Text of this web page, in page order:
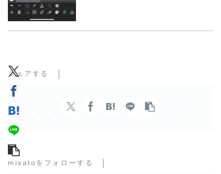
シェアする
misatoをフォローする